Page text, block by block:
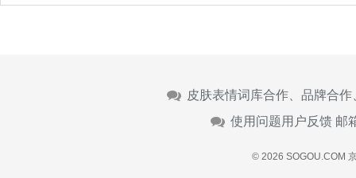
皮肤表情词库合作、品牌合
使用问题用户反馈 邮
© 2026 SOGOU.COM